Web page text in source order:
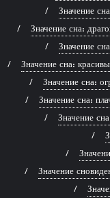
Значение
Значение сна:
Значение
Значение сна:
Значение сна:
Значение сна:
Значение
Значение